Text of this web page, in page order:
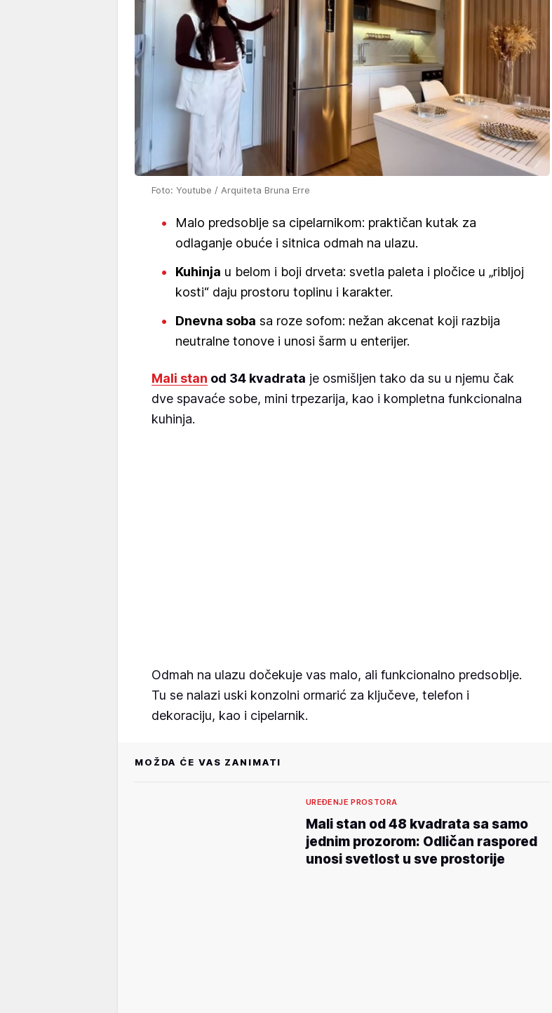
Foto: Youtube / Arquiteta Bruna Erre
Malo predsoblje sa cipelarnikom: praktičan kutak za
odlaganje obuće i sitnica odmah na ulazu.
Kuhinja u belom i boji drveta: svetla paleta i pločice u „ribljoj
kosti“ daju prostoru toplinu i karakter.
Dnevna soba sa roze sofom: nežan akcenat koji razbija
neutralne tonove i unosi šarm u enterijer.
Mali stan od 34 kvadrata je osmišljen tako da su u njemu čak
dve spavaće sobe, mini trpezarija, kao i kompletna funkcionalna
kuhinja.
Odmah na ulazu dočekuje vas malo, ali funkcionalno predsoblje.
Tu se nalazi uski konzolni ormarić za ključeve, telefon i
dekoraciju, kao i cipelarnik.
MOŽDA ĆE VAS ZANIMATI
UREĐENJE PROSTORA
Mali stan od 48 kvadrata sa samo
jednim prozorom: Odličan raspored
unosi svetlost u sve prostorije